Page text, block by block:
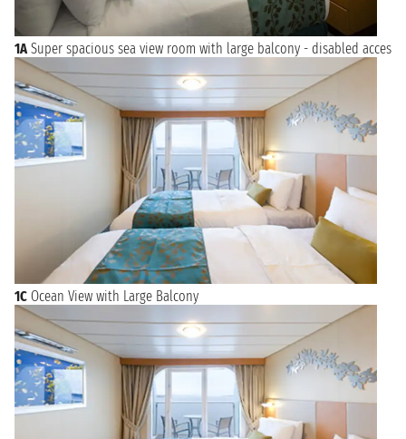
1A Super spacious sea view room with large balcony - disabled acces
1C Ocean View with Large Balcony